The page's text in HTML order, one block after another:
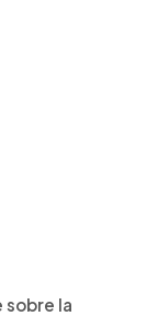
sobre la